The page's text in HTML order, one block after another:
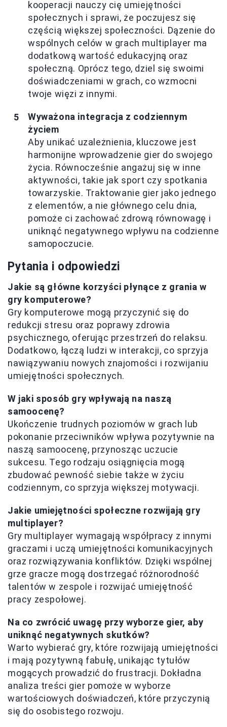
kooperacji nauczy cię umiejętności
społecznych i sprawi, że poczujesz się
częścią większej społeczności. Dązenie do
wspólnych celów w grach multiplayer ma
dodatkową wartość edukacyjną oraz
społeczną. Oprócz tego, dziel się swoimi
doświadczeniami w grach, co wzmocni
twoje więzi z innymi.
Wyważona integracja z codziennym
życiem
Aby unikać uzależnienia, kluczowe jest
harmonijne wprowadzenie gier do swojego
życia. Równocześnie angażuj się w inne
aktywności, takie jak sport czy spotkania
towarzyskie. Traktowanie gier jako jednego
z elementów, a nie głównego celu dnia,
pomoże ci zachować zdrową równowagę i
uniknąć negatywnego wpływu na codzienne
samopoczucie.
Pytania i odpowiedzi
Jakie są główne korzyści płynące z grania w
gry komputerowe?
Gry komputerowe mogą przyczynić się do
redukcji stresu oraz poprawy zdrowia
psychicznego, oferując przestrzeń do relaksu.
Dodatkowo, łączą ludzi w interakcji, co sprzyja
nawiązywaniu nowych znajomości i rozwijaniu
umiejętności społecznych.
W jaki sposób gry wpływają na naszą
samoocenę?
Ukończenie trudnych poziomów w grach lub
pokonanie przeciwników wpływa pozytywnie na
naszą samoocenę, przynosząc uczucie
sukcesu. Tego rodzaju osiągnięcia mogą
zbudować pewność siebie także w życiu
codziennym, co sprzyja większej motywacji.
Jakie umiejętności społeczne rozwijają gry
multiplayer?
Gry multiplayer wymagają współpracy z innymi
graczami i uczą umiejętności komunikacyjnych
oraz rozwiązywania konfliktów. Dzięki wspólnej
grze gracze mogą dostrzegać różnorodność
talentów w zespole i rozwijać umiejętność
pracy zespołowej.
Na co zwrócić uwagę przy wyborze gier, aby
uniknąć negatywnych skutków?
Warto wybierać gry, które rozwijają umiejętności
i mają pozytywną fabułę, unikając tytułów
mogących prowadzić do frustracji. Dokładna
analiza treści gier pomoże w wyborze
wartościowych doświadczeń, które przyczynią
się do osobistego rozwoju.